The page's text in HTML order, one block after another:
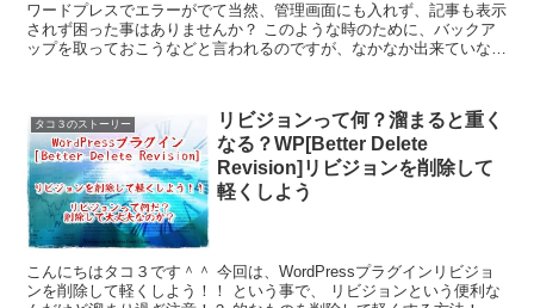
ワードプレスでエラーがでて当然、管理画面にも入れず、記事も表示
されず困った事はありませんか？ このような時のために、バックア
ップを取っておこうなどと言われるのですが、なかなか出来ていない
タコ３のストーリー
リビジョンって何？溜まると重く
なる？WP[Better Delete
Revision]リビジョンを削除して
軽くしよう
こんにちはタコ３です＾＾ 今回は、WordPressプラグインリビジョ
ンを削除して軽くしよう！！ という事で、 リビジョンという便利な